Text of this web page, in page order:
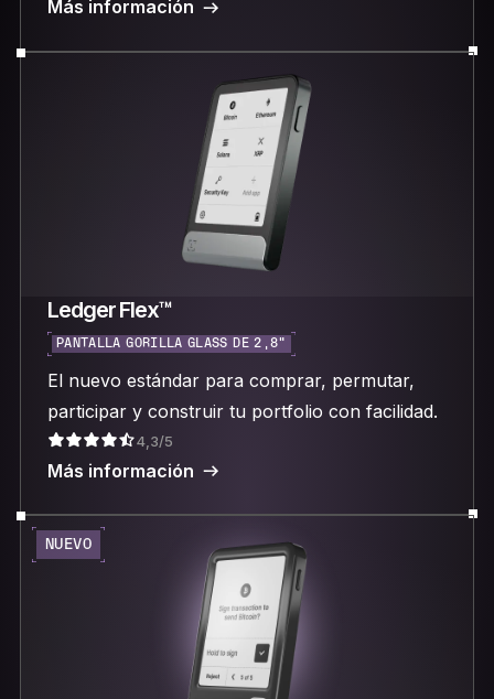
Más información
Ledger Flex™
PANTALLA GORILLA GLASS DE 2,8"
El nuevo estándar para comprar, permutar,
participar y construir tu portfolio con facilidad.
4,3/5
Más información
NUEVO